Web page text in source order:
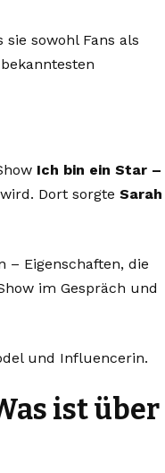
sowohl Fans als
Ich bin ein Star –
Dort sorgte Sarah
– Eigenschaften, die
im Gespräch und
und Influencerin.
ist über